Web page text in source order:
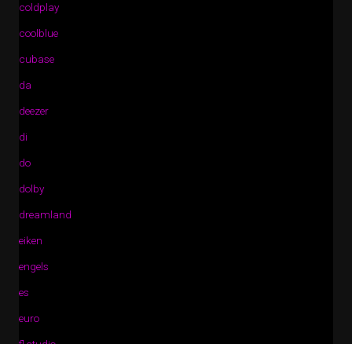
coldplay
coolblue
cubase
da
deezer
di
do
dolby
dreamland
eiken
engels
es
euro